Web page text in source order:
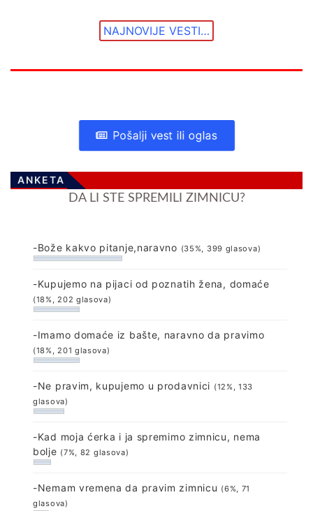
NAJNOVIJE VESTI…
Pošalji vest ili oglas
ANKETA
DA LI STE SPREMILI ZIMNICU?
-Bože kakvo pitanje,naravno (35%, 399 glasova)
-Kupujemo na pijaci od poznatih žena, domaće
(18%, 202 glasova)
-Imamo domaće iz bašte, naravno da pravimo
(18%, 201 glasova)
-Ne pravim, kupujemo u prodavnici (12%, 133
glasova)
-Kad moja ćerka i ja spremimo zimnicu, nema
bolje (7%, 82 glasova)
-Nemam vremena da pravim zimnicu (6%, 71
glasova)